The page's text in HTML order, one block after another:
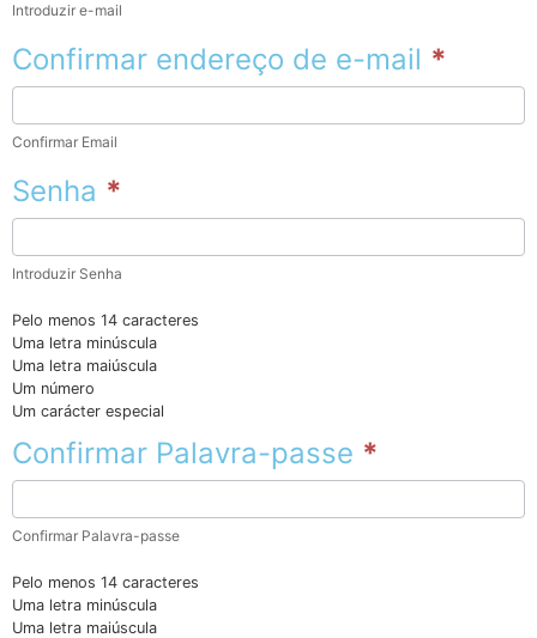
Introduzir e-mail
Confirmar endereço de e-mail *
Confirmar Email
Senha *
Introduzir Senha
Pelo menos 14 caracteres
Uma letra minúscula
Uma letra maiúscula
Um número
Um carácter especial
Confirmar Palavra-passe *
Confirmar Palavra-passe
Pelo menos 14 caracteres
Uma letra minúscula
Uma letra maiúscula